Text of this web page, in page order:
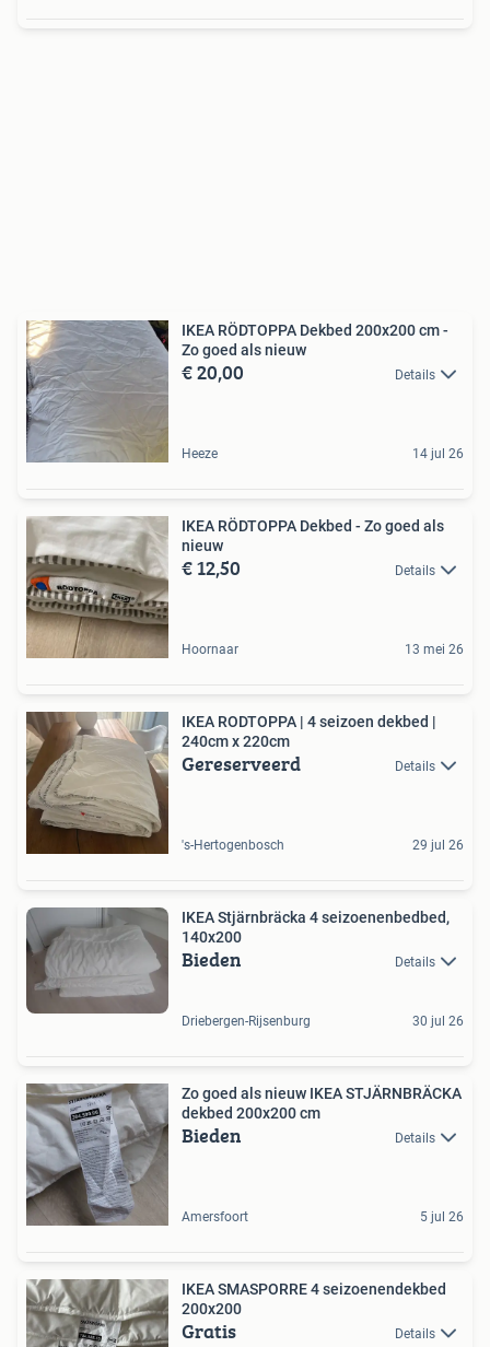
IKEA RÖDTOPPA Dekbed 200x200 cm -
Zo goed als nieuw
€ 20,00 Details
Heeze 14 jul 26
IKEA RÖDTOPPA Dekbed - Zo goed als
nieuw
€ 12,50 Details
Hoornaar 13 mei 26
IKEA RODTOPPA | 4 seizoen dekbed |
240cm x 220cm
Gereserveerd Details
's-Hertogenbosch 29 jul 26
IKEA Stjärnbräcka 4 seizoenenbedbed,
140x200
Bieden Details
Driebergen-Rijsenburg 30 jul 26
Zo goed als nieuw IKEA STJÄRNBRÄCKA
dekbed 200x200 cm
Bieden Details
Amersfoort 5 jul 26
IKEA SMASPORRE 4 seizoenendekbed
200x200
Gratis Details